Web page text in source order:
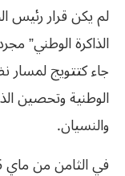
لم يكن قرار رئيس
الذاكرة الوطني”
جاء كتتويج
الوطنية وتحصين
والنسيان.